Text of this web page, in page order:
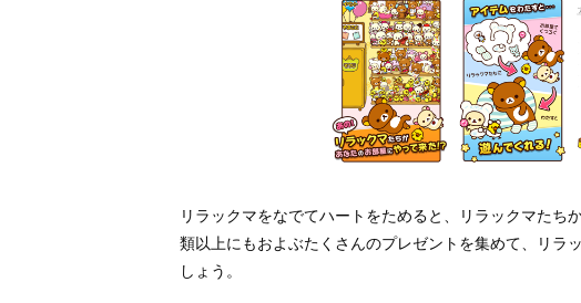
リラックマをなでてハートをためると、リラックマた
類以上にもおよぶたくさんのプレゼントを集めて、リラ
しょう。